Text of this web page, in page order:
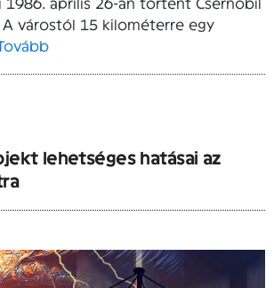
várostól 15 kilométerre egy
lehetséges hatásai az